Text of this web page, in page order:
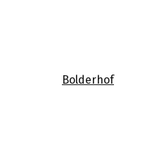
Bolderhof